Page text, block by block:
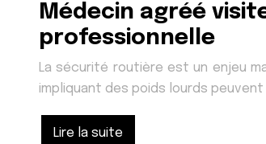
Médecin agréé
professionnelle
La sécurité routière est un enjeu
impliquant des poids lourds
Lire la suite